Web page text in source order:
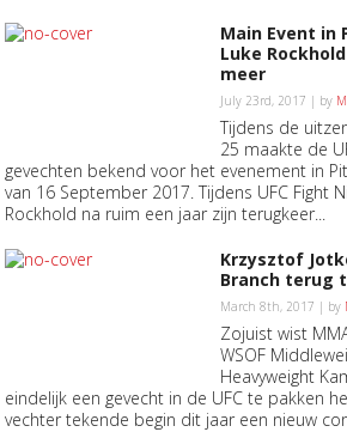
Main Event
Luke
meer
July 23rd, 2017 | by
Tijdens de
25 maakte de
gevechten bekend voor het evenement in
van 16 September 2017. Tijdens UFC Fight
Rockhold na ruim een jaar zijn terugkeer...
Krzysztof
Branch terug
March 8th, 2017 | by
Zojuist wist
WSOF
Heavyweight
eindelijk een gevecht in de UFC te pakken
vechter tekende begin dit jaar een nieuw